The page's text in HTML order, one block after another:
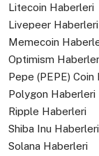
Litecoin Haberleri
Livepeer Haberleri
Memecoin
Optimism
Pepe (PEPE) Coin
Polygon Haberleri
Ripple Haberleri
Shiba Inu Haberleri
Solana Haberleri